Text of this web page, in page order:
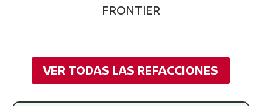
FRONTIER
VER TODAS LAS REFACCIONES